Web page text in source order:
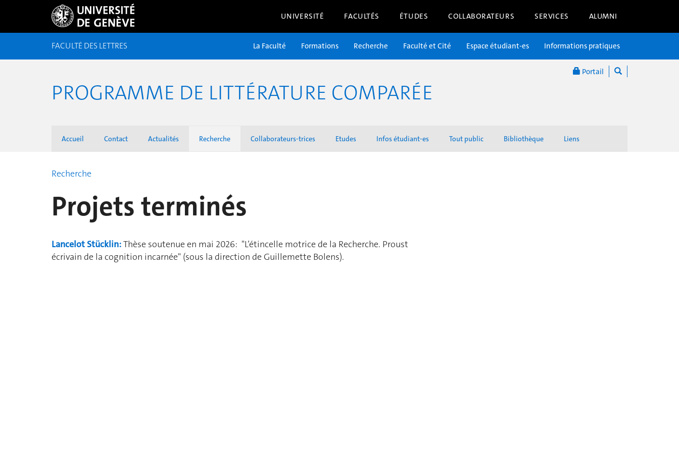
UNIVERSITÉ FACULTÉS ÉTUDES COLLABORATEURS SERVICES ALUMNI
Portail
FACULTÉ DES LETTRES La Faculté Formations Recherche Faculté et Cité Espace étudiant-es Informations pratiques
PROGRAMME DE LITTÉRATURE COMPARÉE
Accueil Contact Actualités Recherche Collaborateurs-trices Etudes Infos étudiant-es Tout public Bibliothèque Liens
Recherche
Projets terminés
Lancelot Stücklin:Thèse soutenue en mai 2026: "L’étincelle motrice de la Recherche. Proust
écrivain de la cognition incarnée" (sous la direction de Guillemette Bolens).​​​​​